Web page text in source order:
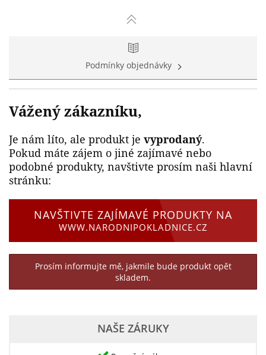
Podmínky objednávky
Vážený zákazníku,
Je nám líto, ale produkt je vyprodaný.
Pokud máte zájem o jiné zajímavé nebo
podobné produkty, navštivte prosím naši hlavní
stránku:
NAVŠTIVTE ZAJÍMAVÉ PRODUKTY NA
WWW.NARODNIPOKLADNICE.CZ
Prosím informujte mě, jakmile bude produkt opět
skladem.
NAŠE ZÁRUKY